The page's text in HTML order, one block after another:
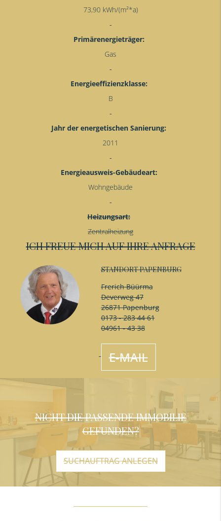
73,90 kWh/(m²*a)
Primärenergieträger:
Gas
Energieeffizienzklasse:
B
Jahr der energetischen Sanierung:
2011
Energieausweis-Gebäudeart:
Wohngebäude
Heizungsart:
Zentralheizung
ICH FREUE MICH AUF IHRE ANFRAGE
STANDORT PAPENBURG
Frerich Büürma
Deverweg 47
26871 Papenburg
0173 - 283 44 61
04961 - 43 38
E-MAIL
NICHT DIE PASSENDE IMMOBILIE
GEFUNDEN?
SUCHAUFTRAG ANLEGEN